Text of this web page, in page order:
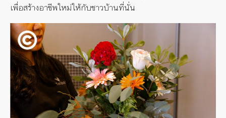
เพื่อสร้างอาชีพใหม่ให้กับชาวบ้านที่นั่น